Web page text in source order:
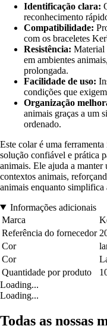
Identificação clara:
reconhecimento
Compatibilidade:
com os braceletes
Resistência: Material
em ambientes
prolongada.
Facilidade de uso:
condições que
Organização
animais graças a um
ordenado.
Este colar é uma
solução confiável e prática
animais. Ele ajuda a
contextos animais,
animais enquanto simplifica
Informações adicionais
Marca
Referência do fornecedor
Cor
Cor
Quantidade por produto
Loading...
Loading...
Todas as nossas